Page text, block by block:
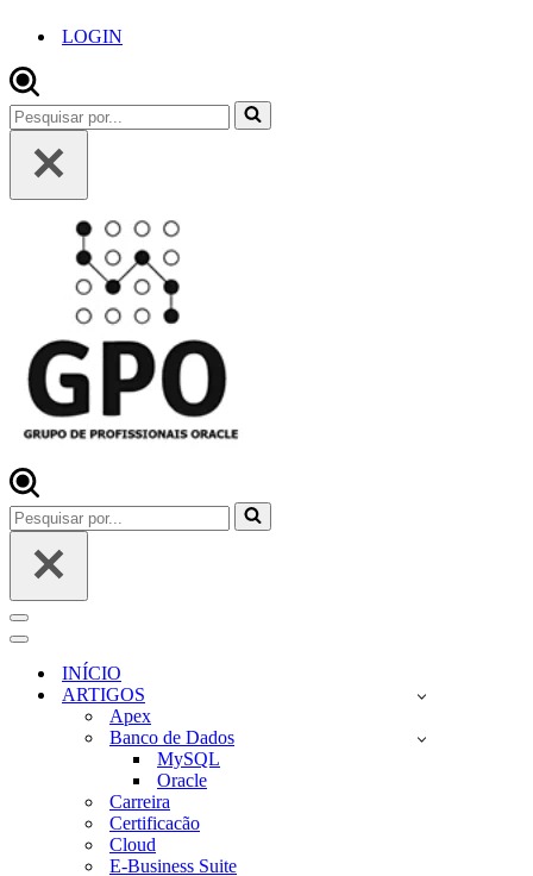
LOGIN
Pesquisar
por...
Pesquisar
por...
Menu
de
navegação
Menu
navegaçãoINÍCIO
ARTIGOS
Apex
Banco de Dados
MySQL
Oracle
Carreira
Certificacão
Cloud
E-Business Suite